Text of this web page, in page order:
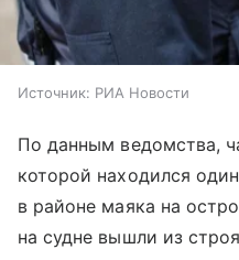
Источник: РИА Новости
По данным ведомства,
которой находился
в районе маяка на
на судне вышли из